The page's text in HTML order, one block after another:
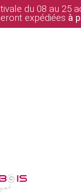
du 08 au 25
expédiées à